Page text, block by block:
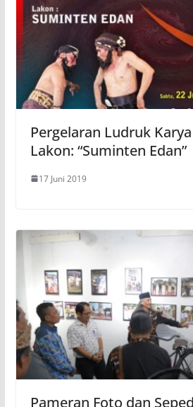
Pergelaran Ludruk
Lakon: “Suminten Edan”
17 Juni 2019
Pameran Foto dan